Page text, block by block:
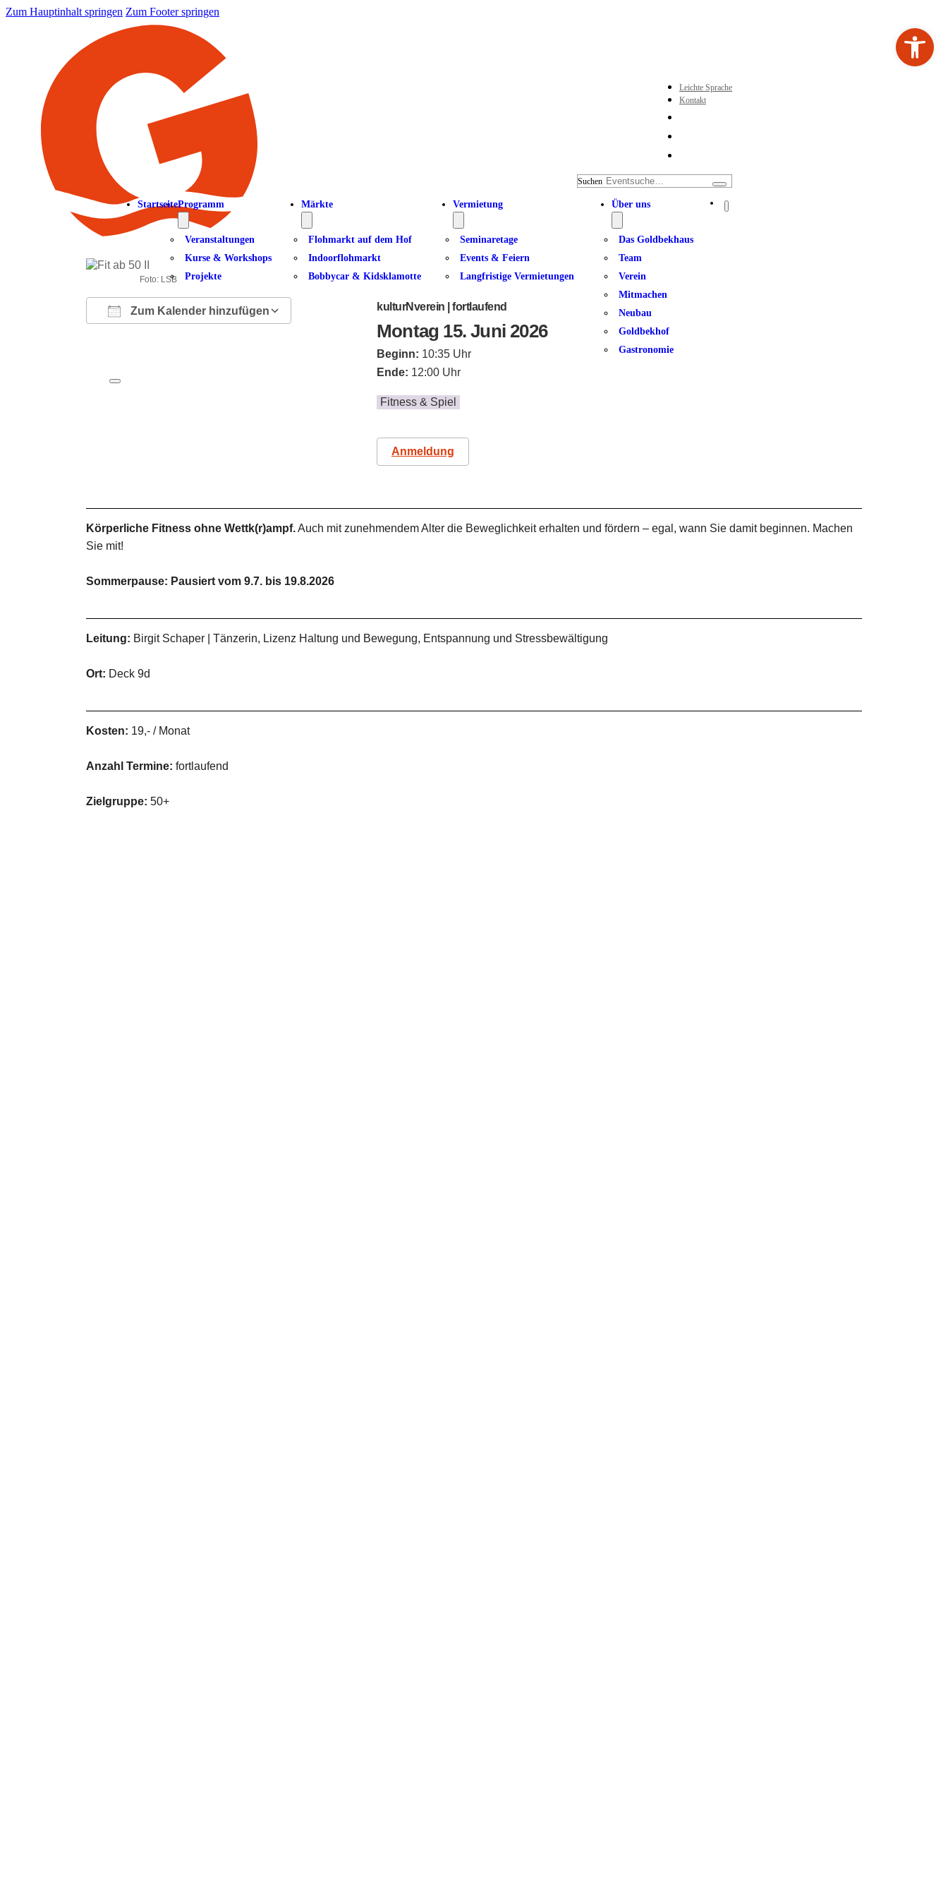
Zum Hauptinhalt springen Zum Footer springen
Leichte Sprache
Kontakt
Suchen
StartseiteProgramm
Veranstaltungen
Kurse & Workshops
Projekte
Märkte
Flohmarkt auf dem Hof
Indoorflohmarkt
Bobbycar & Kidsklamotte
Vermietung
Seminaretage
Events & Feiern
Langfristige Vermietungen
Über uns
Das Goldbekhaus
Team
Verein
Mitmachen
Neubau
Goldbekhof
Gastronomie
Foto: LSB NRW Andrea Bowinkelmann
Zum Kalender hinzufügen
Fit ab 50 II
kulturNverein | fortlaufend
Montag 15. Juni 2026
Beginn: 10:35 Uhr
Ende: 12:00 Uhr
Fitness & Spiel
Anmeldung
Körperliche Fitness ohne Wettk(r)ampf.Auch mit zunehmendem Alter die Beweglichkeit erhalten und fördern – egal, wann Sie damit beginnen. Machen
Sie mit!
Sommerpause: Pausiert vom 9.7. bis 19.8.2026
Leitung: Birgit Schaper | Tänzerin, Lizenz Haltung und Bewegung, Entspannung und Stressbewältigung
Ort: Deck 9d
Kosten: 19,- / Monat
Anzahl Termine: fortlaufend
Zielgruppe: 50+